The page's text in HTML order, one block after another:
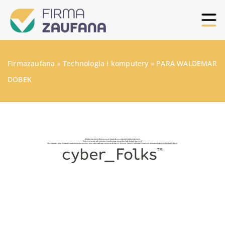
Firmazaufana »Technologia i komputery » PARA WALDEMAR
DOBEK